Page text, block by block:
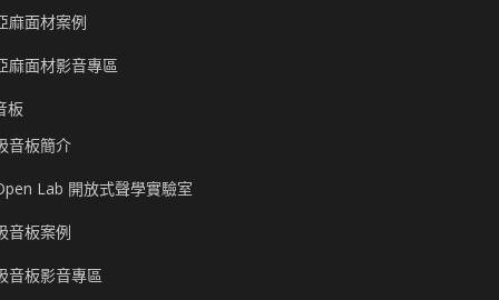
麻面材案例
麻面材影音專區
板
音板簡介
Lab 開放式聲學實驗室
音板案例
音板影音專區